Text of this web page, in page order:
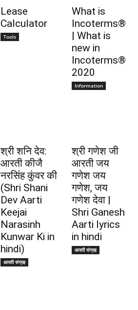
Lease
Calculator
Tools
What is
Incoterms®
| What is
new in
Incoterms®
2020
Information
श्री शनि देव:
आरती कीजै
नरसिंह कुंवर की
(Shri Shani
Dev Aarti
Keejai
Narasinh
Kunwar Ki in
hindi)
आरती संग्रह
श्री गणेश जी
आरती जय
गणेश जय
गणेश, जय
गणेश देवा |
Shri Ganesh
Aarti lyrics
in hindi
आरती संग्रह